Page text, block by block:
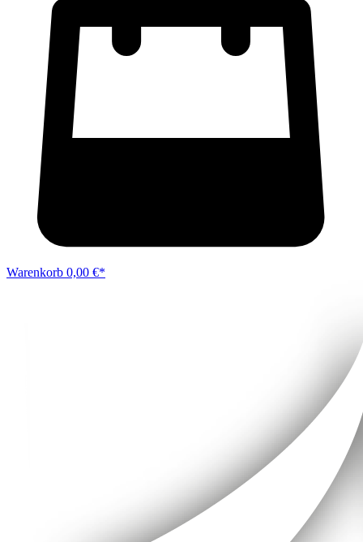
Warenkorb 0,00 €*